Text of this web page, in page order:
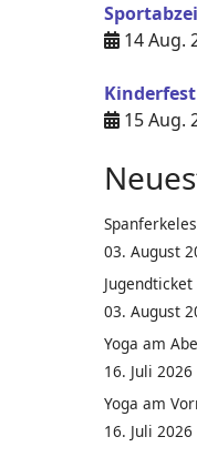
14 Aug.
15 Aug.
03. August
Jugendticket
03. August
Yoga am
16. Juli 2026
Yoga am
16. Juli 2026